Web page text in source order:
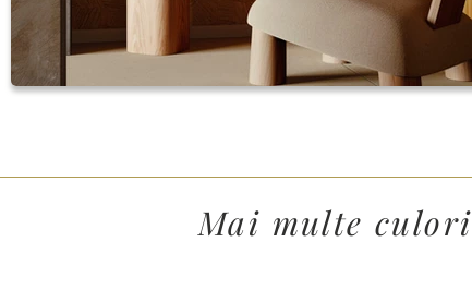
Mai multe culori